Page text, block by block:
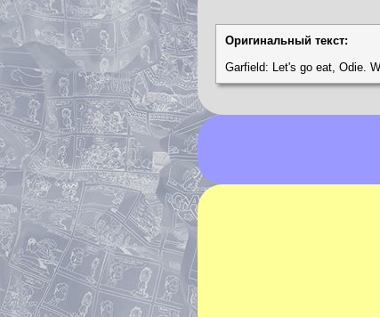
Оригинальный текст:
Garfield: Let's go eat, Odie.